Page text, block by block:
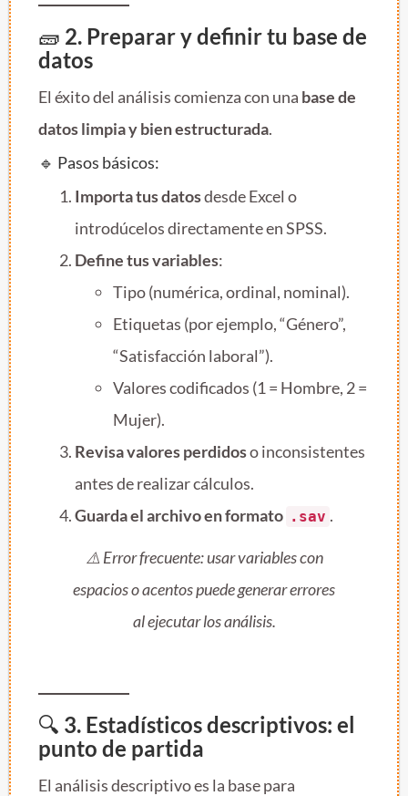
🧱 2. Preparar y definir tu base de
datos
El éxito del análisis comienza con una base de
datos limpia y bien estructurada.
🔹 Pasos básicos:
Importa tus datosdesde Excel o
introdúcelos directamente en SPSS.
Define tus variables:
Tipo (numérica, ordinal, nominal).
Etiquetas (por ejemplo, “Género”,
“Satisfacción laboral”).
Valores codificados (1 = Hombre, 2 =
Mujer).
Revisa valores perdidoso inconsistentes
antes de realizar cálculos.
Guarda el archivo en formato .sav .
⚠️ Error frecuente:usar variables con
espacios o acentos puede generar errores
al ejecutar los análisis.
🔍 3. Estadísticos descriptivos: el
punto de partida
El análisis descriptivo es la base para